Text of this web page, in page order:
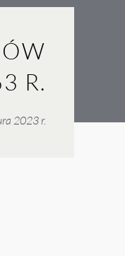
R.
2023 r.